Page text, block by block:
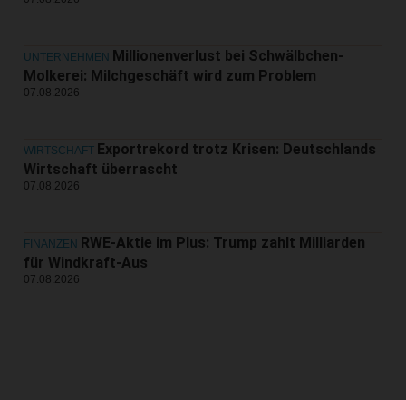
UNTERNEHMEN Millionenverlust bei Schwälbchen-
Molkerei: Milchgeschäft wird zum Problem
07.08.2026
WIRTSCHAFT Exportrekord trotz Krisen: Deutschlands
Wirtschaft überrascht
07.08.2026
FINANZEN RWE-Aktie im Plus: Trump zahlt Milliarden
für Windkraft-Aus
07.08.2026